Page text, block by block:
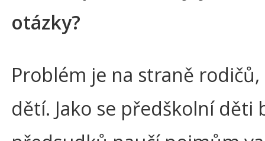
otázky?
Problém je na straně rodičů,
dětí. Jako se předškolní děti